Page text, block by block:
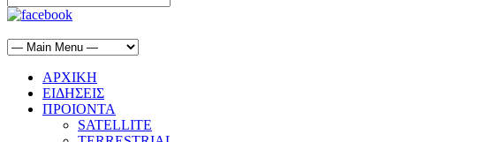
ΑΡΧΙΚΗ
ΕΙΔΗΣΕΙΣ
ΠΡΟΙΟΝΤΑ
SATELLITE